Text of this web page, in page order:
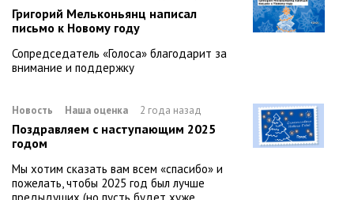
Григорий Мельконьянц написал
письмо к Новому году
Сопредседатель «Голоса» благодарит за
внимание и поддержку
Новость Наша оценка 2 года назад
Поздравляем с наступающим 2025
годом
Мы хотим сказать вам всем «спасибо» и
пожелать, чтобы 2025 год был лучше